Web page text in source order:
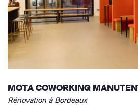
MOTA COWORKING
Rénovation à Bordeaux